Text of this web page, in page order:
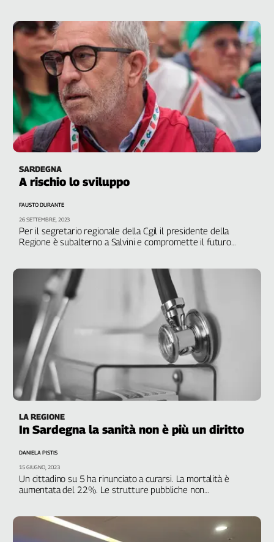
SARDEGNA
A rischio lo sviluppo
Per il segretario regionale della Cgil il presidente della
Regione è subalterno a Salvini e compromette il futuro
FAUSTO DURANTE
26 SETTEMBRE, 2023
LA REGIONE
In Sardegna la sanità non è più un diritto
Un cittadino su 5 ha rinunciato a curarsi. La mortalità è
aumentata del 22%. Le strutture pubbliche non
DANIELA PISTIS
15 GIUGNO, 2023